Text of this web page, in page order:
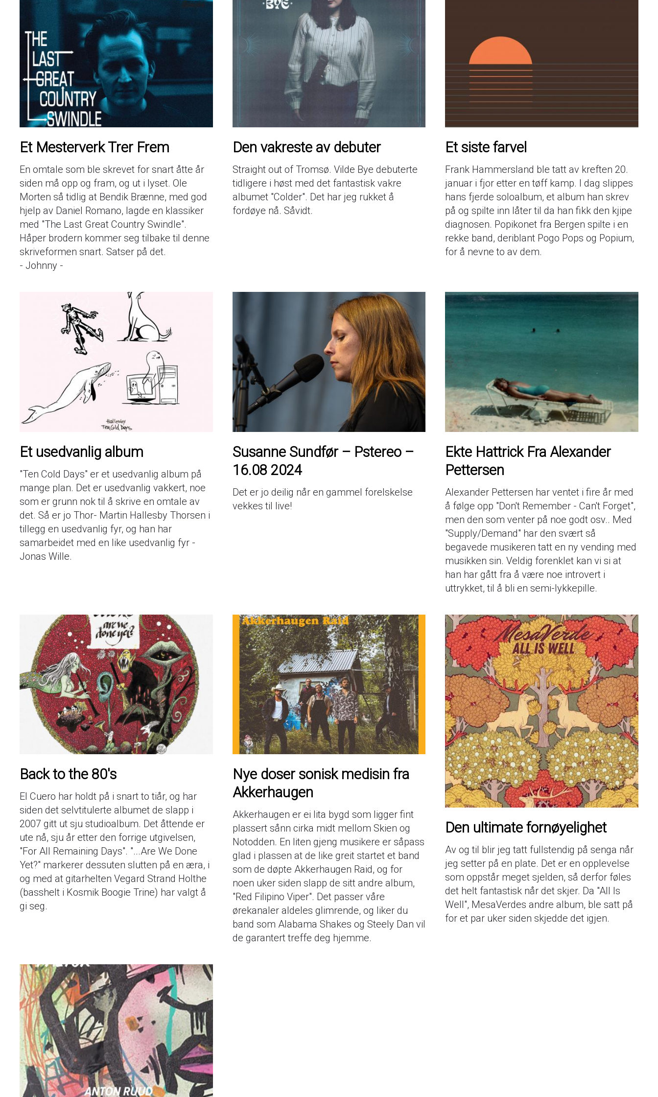
Et Mesterverk Trer Frem
En omtale som ble skrevet for snart åtte år
siden må opp og fram, og ut i lyset. Ole
Morten så tidlig at Bendik Brænne, med god
hjelp av Daniel Romano, lagde en klassiker
med "The Last Great Country Swindle".
Håper brodern kommer seg tilbake til denne
skriveformen snart. Satser på det.
- Johnny -
Den vakreste av debuter
Straight out of Tromsø. Vilde Bye debuterte
tidligere i høst med det fantastisk vakre
albumet "Colder". Det har jeg rukket å
fordøye nå. Såvidt.
Et siste farvel
Frank Hammersland ble tatt av kreften 20.
januar i fjor etter en tøff kamp. I dag slippes
hans fjerde soloalbum, et album han skrev
på og spilte inn låter til da han fikk den kjipe
diagnosen. Popikonet fra Bergen spilte i en
rekke band, deriblant Pogo Pops og Popium,
for å nevne to av dem.
Et usedvanlig album
"Ten Cold Days" er et usedvanlig album på
mange plan. Det er usedvanlig vakkert, noe
som er grunn nok til å skrive en omtale av
det. Så er jo Thor- Martin Hallesby Thorsen i
tillegg en usedvanlig fyr, og han har
samarbeidet med en like usedvanlig fyr -
Jonas Wille.
Susanne Sundfør – Pstereo –
16.08 2024
Det er jo deilig når en gammel forelskelse
vekkes til live!
Ekte Hattrick Fra Alexander
Pettersen
Alexander Pettersen har ventet i fire år med
å følge opp "Don't Remember - Can't Forget",
men den som venter på noe godt osv.. Med
"Supply/Demand" har den svært så
begavede musikeren tatt en ny vending med
musikken sin. Veldig forenklet kan vi si at
han har gått fra å være noe introvert i
uttrykket, til å bli en semi-lykkepille.
Back to the 80's
El Cuero har holdt på i snart to tiår, og har
siden det selvtitulerte albumet de slapp i
2007 gitt ut sju studioalbum. Det åttende er
ute nå, sju år etter den forrige utgivelsen,
"For All Remaining Days". "...Are We Done
Yet?" markerer dessuten slutten på en æra, i
og med at gitarhelten Vegard Strand Holthe
(basshelt i Kosmik Boogie Trine) har valgt å
gi seg.
Nye doser sonisk medisin fra
Akkerhaugen
Akkerhaugen er ei lita bygd som ligger fint
plassert sånn cirka midt mellom Skien og
Notodden. En liten gjeng musikere er såpass
glad i plassen at de like greit startet et band
som de døpte Akkerhaugen Raid, og for
noen uker siden slapp de sitt andre album,
"Red Filipino Viper". Det passer våre
ørekanaler aldeles glimrende, og liker du
band som Alabama Shakes og Steely Dan vil
de garantert treffe deg hjemme.
Den ultimate fornøyelighet
Av og til blir jeg tatt fullstendig på senga når
jeg setter på en plate. Det er en opplevelse
som oppstår meget sjelden, så derfor føles
det helt fantastisk når det skjer. Da "All Is
Well", MesaVerdes andre album, ble satt på
for et par uker siden skjedde det igjen.